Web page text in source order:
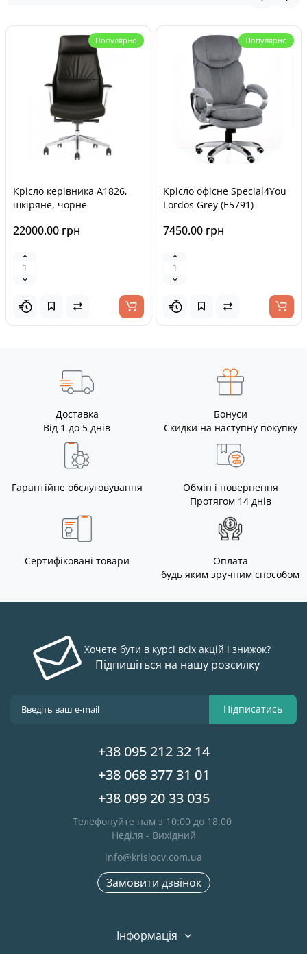
Популярно
Крісло керівника A1826,
шкіряне, чорне
22000.00 грн
Популярно
Крісло офісне Special4You
Lordos Grey (E5791)
7450.00 грн
Доставка
Від 1 до 5 днів
Бонуси
Скидки на наступну покупку
Гарантійне обслуговування
Обмін і повернення
Протягом 14 днів
Сертифіковані товари
Оплата
будь яким зручним способом
Хочете бути в курсі всіх акцій і знижок?
Підпишіться на нашу розсилку
Підписатись
+38 095 212 32 14
+38 068 377 31 01
+38 099 20 33 035
Телефонуйте нам з 10:00 до 18:00
Неділя - Вихідний
info@krislocv.com.ua
Замовити дзвінок
Інформація